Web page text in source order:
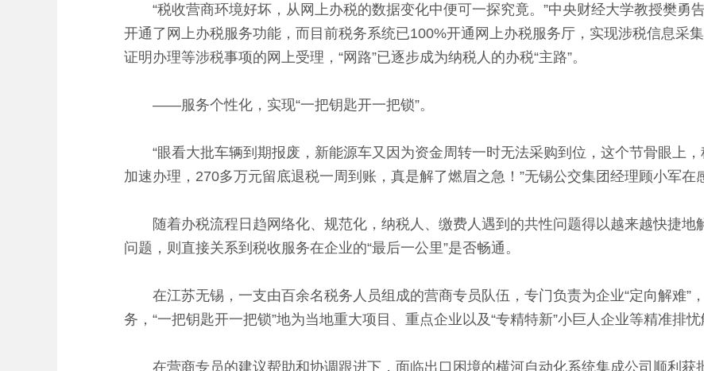
“税收营商环境好坏，从网上办税的数据变化中便可一探究竟。”中央财经大学教授樊勇
开通了网上办税服务功能，而目前税务系统已100%开通网上办税服务厅，实现涉税信息采
证明办理等涉税事项的网上受理，“网路”已逐步成为纳税人的办税“主路”。
——服务个性化，实现“一把钥匙开一把锁”。
“眼看大批车辆到期报废，新能源车又因为资金周转一时无法采购到位，这个节骨眼上，
加速办理，270多万元留底退税一周到账，真是解了燃眉之急！”无锡公交集团经理顾小军在
随着办税流程日趋网络化、规范化，纳税人、缴费人遇到的共性问题得以越来越快捷地
问题，则直接关系到税收服务在企业的“最后一公里”是否畅通。
在江苏无锡，一支由百余名税务人员组成的营商专员队伍，专门负责为企业“定向解难”
务，“一把钥匙开一把锁”地为当地重大项目、重点企业以及“专精特新”小巨人企业等精准排忧
在营商专员的建议帮助和协调跟进下，面临出口困境的横河自动化系统集成公司顺利获